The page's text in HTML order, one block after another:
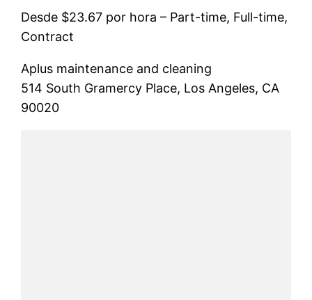
Desde $23.67 por hora – Part-time, Full-time,
Contract
Aplus maintenance and cleaning
514 South Gramercy Place, Los Angeles, CA
90020